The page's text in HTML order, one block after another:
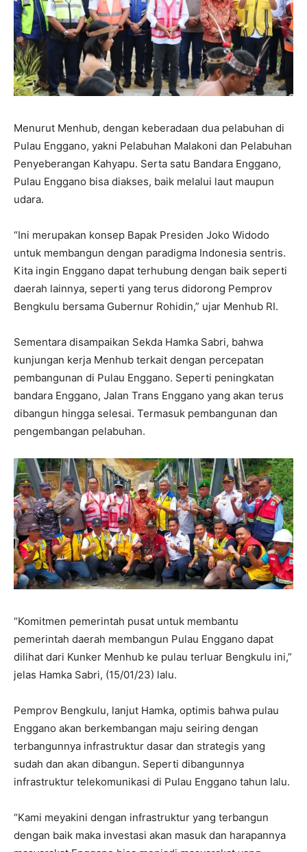
Menurut Menhub, dengan keberadaan dua pelabuhan di
Pulau Enggano, yakni Pelabuhan Malakoni dan Pelabuhan
Penyeberangan Kahyapu. Serta satu Bandara Enggano,
Pulau Enggano bisa diakses, baik melalui laut maupun
udara.
“Ini merupakan konsep Bapak Presiden Joko Widodo
untuk membangun dengan paradigma Indonesia sentris.
Kita ingin Enggano dapat terhubung dengan baik seperti
daerah lainnya, seperti yang terus didorong Pemprov
Bengkulu bersama Gubernur Rohidin,” ujar Menhub RI.
Sementara disampaikan Sekda Hamka Sabri, bahwa
kunjungan kerja Menhub terkait dengan percepatan
pembangunan di Pulau Enggano. Seperti peningkatan
bandara Enggano, Jalan Trans Enggano yang akan terus
dibangun hingga selesai. Termasuk pembangunan dan
pengembangan pelabuhan.
“Komitmen pemerintah pusat untuk membantu
pemerintah daerah membangun Pulau Enggano dapat
dilihat dari Kunker Menhub ke pulau terluar Bengkulu ini,”
jelas Hamka Sabri, (15/01/23) lalu.
Pemprov Bengkulu, lanjut Hamka, optimis bahwa pulau
Enggano akan berkembangan maju seiring dengan
terbangunnya infrastruktur dasar dan strategis yang
sudah dan akan dibangun. Seperti dibangunnya
infrastruktur telekomunikasi di Pulau Enggano tahun lalu.
“Kami meyakini dengan infrastruktur yang terbangun
dengan baik maka investasi akan masuk dan harapannya